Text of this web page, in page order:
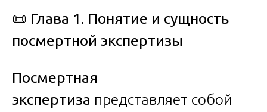
📜 Глава 1. Понятие и сущность
посмертной экспертизы
Посмертная
экспертиза представляет собой